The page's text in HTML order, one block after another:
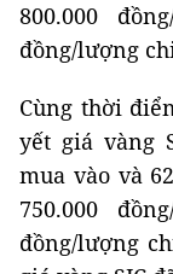
800.000
đồng/lượng
Cùng thời
yết giá vàng
mua vào và
750.000
đồng/lượng